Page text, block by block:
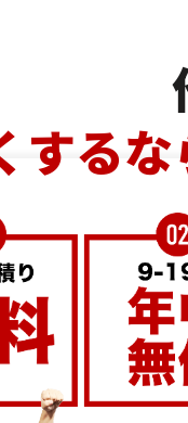
する